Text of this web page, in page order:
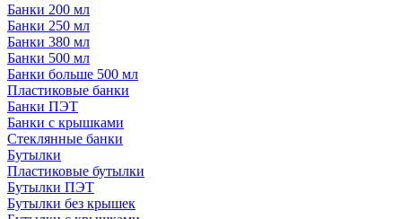
Банки 200 мл
Банки 250 мл
Банки 380 мл
Банки 500 мл
Банки больше 500 мл
Пластиковые банки
Банки ПЭТ
Банки с крышками
Стеклянные банки
Бутылки
Пластиковые бутылки
Бутылки ПЭТ
Бутылки без крышек